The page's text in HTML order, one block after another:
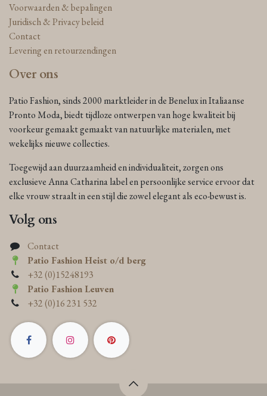
Voorwaarden & bepalingen
Juridisch & Privacy beleid
Contact
Levering en retourzendingen
Over ons
Patio Fashion, sinds 2000 marktleider in de Benelux in Italiaanse
Pronto Moda, biedt tijdloze ontwerpen van hoge kwaliteit bij
voorkeur gemaakt gemaakt van natuurlijke materialen, met
wekelijks nieuwe collecties.
Toegewijd aan duurzaamheid en individualiteit, zorgen ons
exclusieve Anna Catharina label en persoonlijke service ervoor dat
elke vrouw straalt in een stijl die zowel elegant als eco-bewust is.
Volg ons
Contact
Patio Fashion Heist o/d berg
+32 (0)15248193
Patio Fashion Leuven
+32 (0)16 231 532